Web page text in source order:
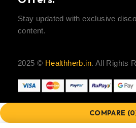
Stay updated with exclusive
content.
2025 © Healthherb.in. All Rights
COMPARE